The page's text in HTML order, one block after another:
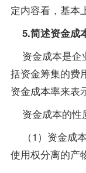
定内容看，基本
5.简述资金成
资金成本是企
括资金筹集的费
资金成本率来表
资金成本的性
（1）资金成
使用权分离的产